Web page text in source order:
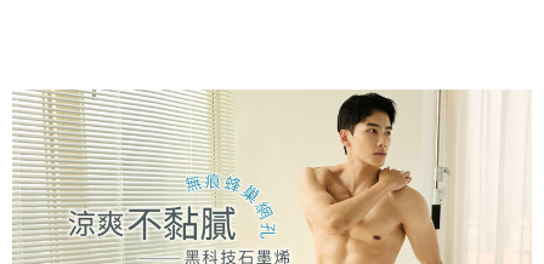
pembayaran akan dihantar selepas kitaran bil bulanan.
Selepas mengakses bil melalui pautan dalam SMS, anda boleh
menyelesaikan pembayaran anda melalui salah satu saluran berikut: kod
bar kedai serbaneka, kedai runcit Taiwan Mobile, pemindahan bank,
JKOPay, atau iPASS MONEY.
[Nota Penting]
pesanan. Walau bagaimanapun, tiada jaminan bahawa anda boleh
menerima pesanan anda semasa tempoh pembayaran (cth.: produk
prapesanan atau produk yang mungkin mengambil masa yang lebih
lama untuk dihantar). Oleh itu, anda dikehendaki membuat pembayaran
kepada AFTEE dalam tempoh sama ada anda menerima pesanan.
Kedua, Sekatan Pembayaran
1. Jumlah yang diperakui untuk pengguna kali pertama boleh sehingga
NT$80/pesanan | Penghantaran percuma untuk pesanan
NT$799 atau lebih
付款後萊爾富取貨
NT$80/pesanan | Penghantaran percuma untuk pesanan
NT$799 atau lebih